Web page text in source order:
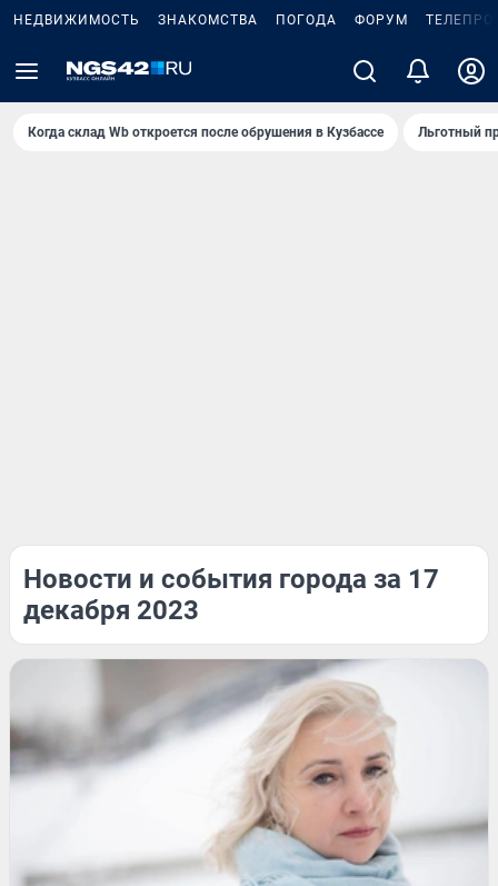
НЕДВИЖИМОСТЬ ЗНАКОМСТВА ПОГОДА ФОРУМ
Когда склад Wb откроется после обрушения в Кузбассе Льготный
Новости и события города за 17
декабря 2023